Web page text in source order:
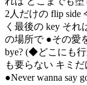
2人だけの flip
く最後の key それ
の場所で ●その愛
bye? (◆どこにも行
も要らない キミ
●Never wanna say